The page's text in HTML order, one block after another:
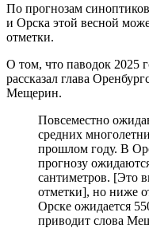
По прогнозам
и Орска этой весной
отметки.
О том, что паводок 2025
рассказал глава
Мещерин.
Повсеместно
средних
прошлом году. В
прогнозу
сантиметров. [Это
отметки], но ниже
Орске ожидается
приводит слова